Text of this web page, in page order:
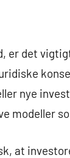
er det
nye
modeller
at